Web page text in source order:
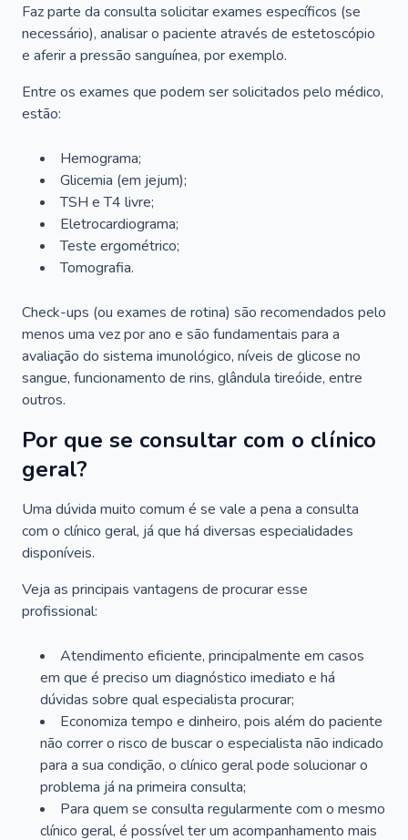
Faz parte da consulta solicitar exames específicos (se
necessário), analisar o paciente através de estetoscópio
e aferir a pressão sanguínea, por exemplo.
Entre os exames que podem ser solicitados pelo médico,
estão:
Hemograma;
Glicemia (em jejum);
TSH e T4 livre;
Eletrocardiograma;
Teste ergométrico;
Tomografia.
Check-ups (ou exames de rotina) são recomendados pelo
menos uma vez por ano e são fundamentais para a
avaliação do sistema imunológico, níveis de glicose no
sangue, funcionamento de rins, glândula tireóide, entre
outros.
Por que se consultar com o clínico
geral?
Uma dúvida muito comum é se vale a pena a consulta
com o clínico geral, já que há diversas especialidades
disponíveis.
Veja as principais vantagens de procurar esse
profissional:
Atendimento eficiente, principalmente em casos
em que é preciso um diagnóstico imediato e há
dúvidas sobre qual especialista procurar;
Economiza tempo e dinheiro, pois além do paciente
não correr o risco de buscar o especialista não indicado
para a sua condição, o clínico geral pode solucionar o
problema já na primeira consulta;
Para quem se consulta regularmente com o mesmo
clínico geral, é possível ter um acompanhamento mais